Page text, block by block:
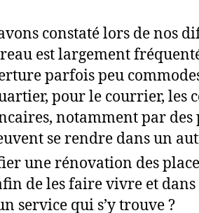
constaté lors de nos
est largement
parfois peu
pour le courrier, les
notamment par des
se rendre dans un
une rénovation des
de les faire vivre et
service qui s’y trouve ?